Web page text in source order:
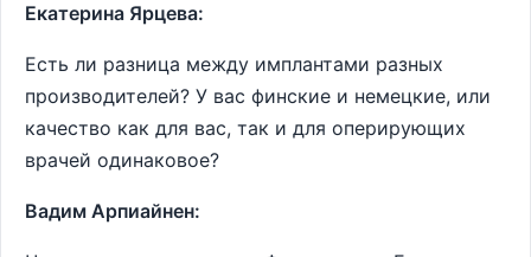
Екатерина Ярцева:
Есть ли разница между имплантами разных
производителей? У вас финские и немецкие, или
качество как для вас, так и для оперирующих
врачей одинаковое?
Вадим Арпиайнен: